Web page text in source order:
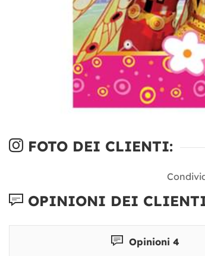
FOTO DEI CLIENTI:
OPINIONI DEI
Opinioni 4